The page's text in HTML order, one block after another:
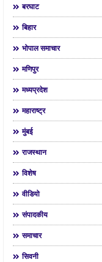
बरघाट
बिहार
भोपाल समाचार
मणिपुर
मध्यप्रदेश
महाराष्ट्र
मुंबई
राजस्थान
विशेष
वीडियो
संपादकीय
समाचार
सिवनी